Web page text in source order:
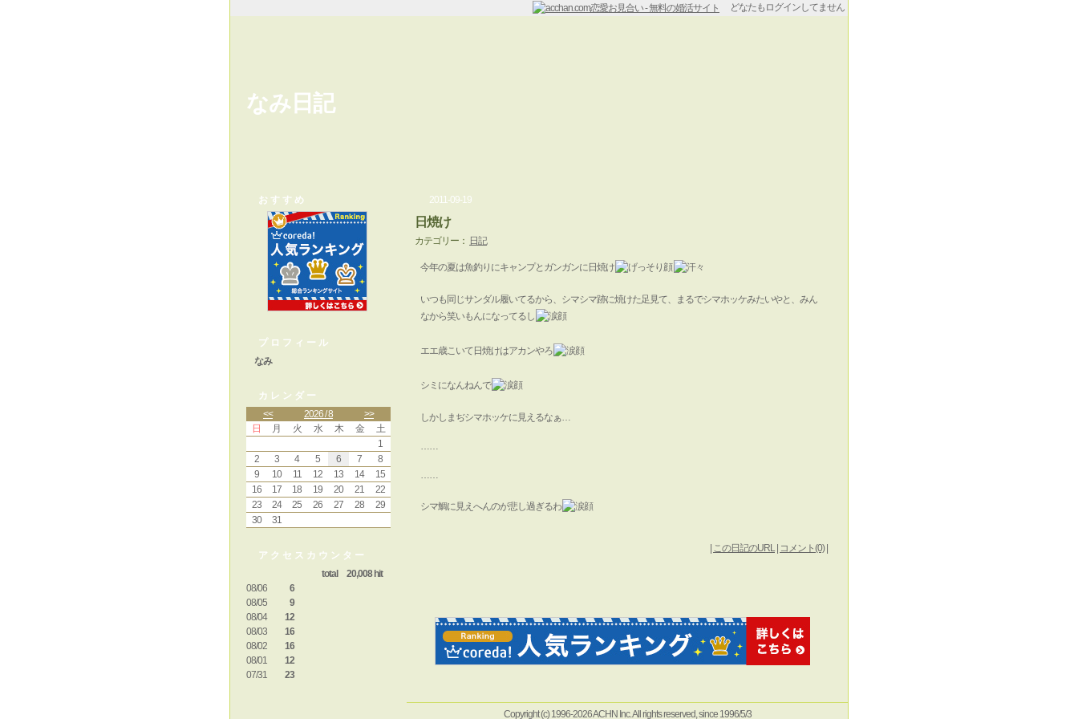
どなたもログインしてません
なみ日記
おすすめ
プロフィール
なみ
カレンダー
<<
2026 / 8
>>
日
月 火 水 木 金
土
1
2
3 4 5 6 7
8
9
10 11 12 13 14
15
16
17 18 19 20 21
22
23
24 25 26 27 28
29
30
31
アクセスカウンター
total 20,008 hit
08/06
6
08/05
9
08/04
12
08/03
16
08/02
16
08/01
12
07/31
23
2011-09-19
日焼け
カテゴリー： 日記
今年の夏は魚釣りにキャンプとガンガンに日焼け
いつも同じサンダル履いてるから、シマシマ跡に焼けた足見て、まるでシマホッケみたいやと、みん
なから笑いもんになってるし
エエ歳こいて日焼けはアカンやろ
シミになんねんで
しかしまぢシマホッケに見えるなぁ…
……
……
シマ鯛に見えへんのが悲し過ぎるわ
この日記のURL| コメント(0)|
Copyright (c) 1996-2026 ACHN Inc. All rights reserved, since 1996/5/3